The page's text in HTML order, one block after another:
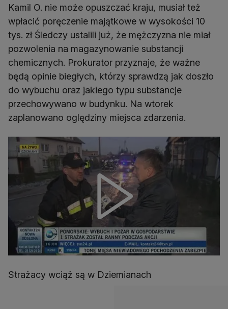
Kamil O. nie może opuszczać kraju, musiał też
wpłacić poręczenie majątkowe w wysokości 10
tys. zł Śledczy ustalili już, że mężczyzna nie miał
pozwolenia na magazynowanie substancji
chemicznych. Prokurator przyznaje, że ważne
będą opinie biegłych, którzy sprawdzą jak doszło
do wybuchu oraz jakiego typu substancje
przechowywano w budynku. Na wtorek
zaplanowano oględziny miejsca zdarzenia.
Strażacy wciąż są w Dziemianach